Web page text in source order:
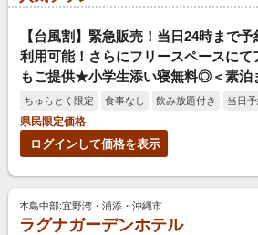
【台風割】緊急販売！当日24時まで
利用可能！さらにフリースペースにて
もご提供★小学生添い寝無料◎＜素泊
ちゅらとく限定 食事なし 飲み放題付き 当日
県民限定価格
ログインして価格を表示
本島中部:宜野湾・浦添・沖縄市
ラグナガーデンホテル